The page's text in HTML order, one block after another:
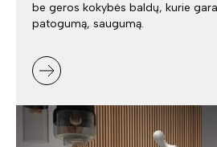
be geros kokybės baldų, kurie
patogumą, saugumą.